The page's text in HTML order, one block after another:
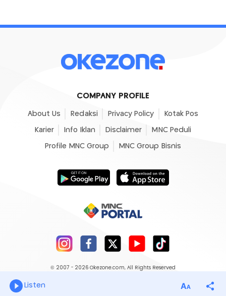
COMPANY PROFILE
About Us Redaksi Privacy Policy Kotak Pos
Karier Info Iklan Disclaimer MNC Peduli
Profile MNC Group MNC Group Bisnis
© 2007 - 2026 Okezone.com, All Rights Reserved
Listen